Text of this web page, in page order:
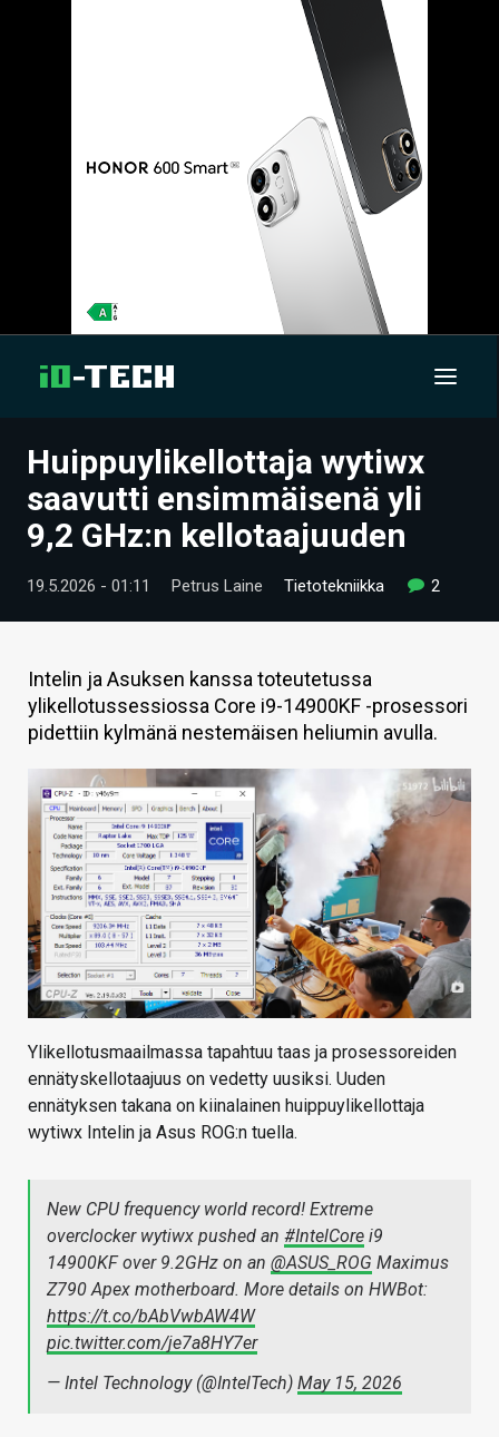
UUTISET
ARTIKKELIT
VIDEOT
TECHBBS
TIETOA
HINTA.FI
VAIHDA TEEMA
HAKU
Huippuylikellottaja wytiwx
saavutti ensimmäisenä yli
9,2 GHz:n kellotaajuuden
19.5.2026 - 01:11 Petrus Laine Tietotekniikka 2
Intelin ja Asuksen kanssa toteutetussa
ylikellotussessiossa Core i9-14900KF -prosessori
pidettiin kylmänä nestemäisen heliumin avulla.
Ylikellotusmaailmassa tapahtuu taas ja prosessoreiden
ennätyskellotaajuus on vedetty uusiksi. Uuden
ennätyksen takana on kiinalainen huippuylikellottaja
wytiwx Intelin ja Asus ROG:n tuella.
New CPU frequency world record! Extreme
overclocker wytiwx pushed an #IntelCore i9
14900KF over 9.2GHz on an @ASUS_ROG Maximus
Z790 Apex motherboard. More details on HWBot:
https://t.co/bAbVwbAW4W
pic.twitter.com/je7a8HY7er
— Intel Technology (@IntelTech) May 15, 2026